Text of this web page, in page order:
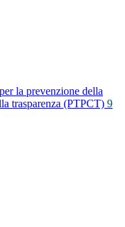
la prevenzione della
trasparenza (PTPCT) 9